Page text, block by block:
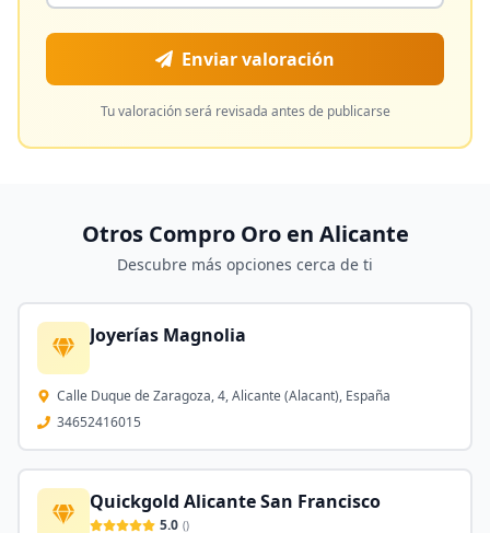
Enviar valoración
Tu valoración será revisada antes de publicarse
Otros Compro Oro en Alicante
Descubre más opciones cerca de ti
Joyerías Magnolia
Calle Duque de Zaragoza, 4, Alicante (Alacant), España
34652416015
Quickgold Alicante San Francisco
5.0 ()